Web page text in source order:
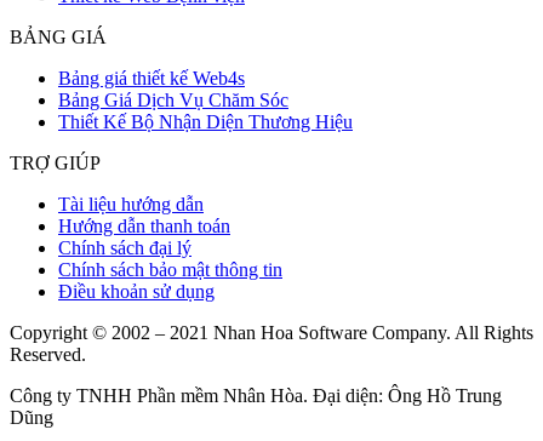
BẢNG GIÁ
Bảng giá thiết kế Web4s
Bảng Giá Dịch Vụ Chăm Sóc
Thiết Kế Bộ Nhận Diện Thương Hiệu
TRỢ GIÚP
Tài liệu hướng dẫn
Hướng dẫn thanh toán
Chính sách đại lý
Chính sách bảo mật thông tin
Điều khoản sử dụng
Copyright © 2002 – 2021 Nhan Hoa Software Company. All Rights
Reserved.
Công ty TNHH Phần mềm Nhân Hòa. Đại diện: Ông Hồ Trung
Dũng